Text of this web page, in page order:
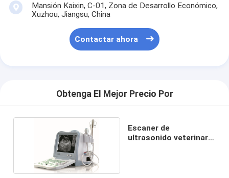
Mansión Kaixin, C-01, Zona de Desarrollo Económico,
Xuzhou, Jiangsu, China
Contactar ahora
Obtenga El Mejor Precio Por
Escaner de
ultrasonido veterinario